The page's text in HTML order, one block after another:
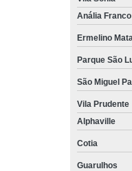
Anália Franco
Ermelino
Parque São
São Miguel
Vila Prudente
Alphaville
Cotia
Guarulhos